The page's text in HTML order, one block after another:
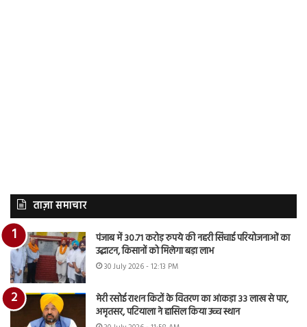
ताज़ा समाचार
पंजाब में 30.71 करोड़ रुपये की नहरी सिंचाई परियोजनाओं का
उद्घाटन, किसानों को मिलेगा बड़ा लाभ
30 July 2026 - 12:13 PM
मेरी रसोई राशन किटों के वितरण का आंकड़ा 33 लाख से पार,
अमृतसर, पटियाला ने हासिल किया उच्च स्थान